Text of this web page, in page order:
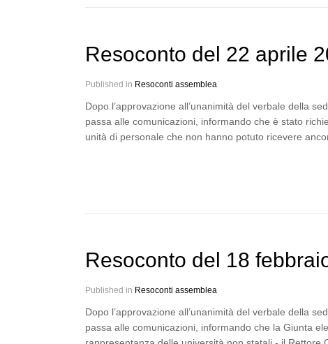
Resoconto del 22 aprile
Published in Resoconti assemblea
Dopo l’approvazione all’unanimità del verbale della
passa alle comunicazioni, informando che è stato
unità di personale che non hanno potuto ricevere
Resoconto del 18
Published in Resoconti assemblea
Dopo l’approvazione all’unanimità del verbale della
passa alle comunicazioni, informando che la Giunta